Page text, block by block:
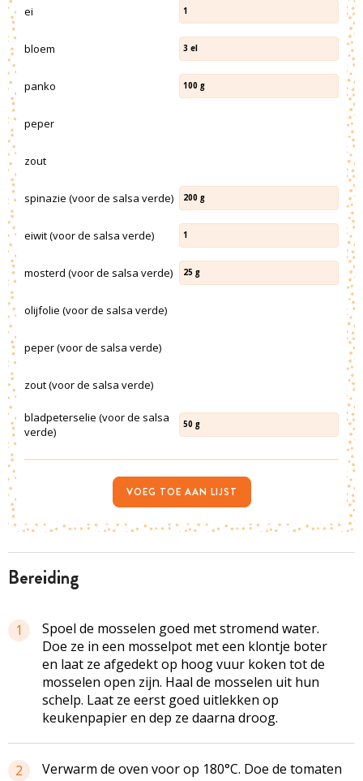
bereiding
1
Spoel de mosselen goed met stromend water.
Doe ze in een mosselpot met een klontje boter
en laat ze afgedekt op hoog vuur koken tot de
mosselen open zijn. Haal de mosselen uit hun
schelp. Laat ze eerst goed uitlekken op
keukenpapier en dep ze daarna droog.
2
Verwarm de oven voor op 180°C. Doe de tomaten
ei 1
bloem 3 el
panko 100 g
peper
zout
spinazie (voor de salsa verde) 200 g
eiwit (voor de salsa verde) 1
mosterd (voor de salsa verde) 25 g
olijfolie (voor de salsa verde)
peper (voor de salsa verde)
zout (voor de salsa verde)
bladpeterselie (voor de salsa
verde)
50 g
VOEG TOE AAN LIJST